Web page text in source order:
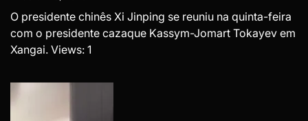
O presidente chinês Xi Jinping se reuniu na quinta-feira
com o presidente cazaque Kassym-Jomart Tokayev em
Xangai. Views: 1